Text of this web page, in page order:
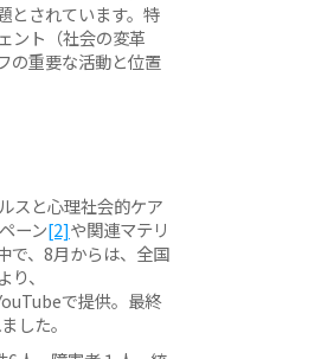
とされています。特
ント（社会の変革
の重要な活動と位置
スと心理社会的ケア
ーン[2]や関連マテリ
で、8月からは、全国
、
で提供。最終
した。